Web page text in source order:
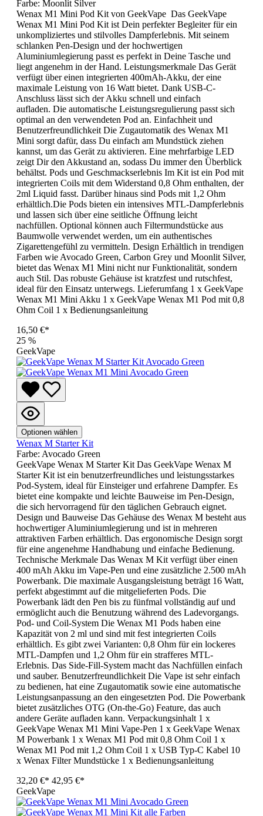
Farbe: Moonlit Silver
Wenax M1 Mini Pod Kit von GeekVape Das GeekVape
Wenax M1 Mini Pod Kit ist Dein perfekter Begleiter für ein
unkompliziertes und stilvolles Dampferlebnis. Mit seinem
schlanken Pen-Design und der hochwertigen
Aluminiumlegierung passt es perfekt in Deine Tasche und
liegt angenehm in der Hand. Leistungsmerkmale Das Gerät
verfügt über einen integrierten 400mAh-Akku, der eine
maximale Leistung von 16 Watt bietet. Dank USB-C-
Anschluss lässt sich der Akku schnell und einfach
aufladen. Die automatische Leistungsregulierung passt sich
optimal an den verwendeten Pod an. Einfachheit und
Benutzerfreundlichkeit Die Zugautomatik des Wenax M1
Mini sorgt dafür, dass Du einfach am Mundstück ziehen
kannst, um das Gerät zu aktivieren. Eine mehrfarbige LED
zeigt Dir den Akkustand an, sodass Du immer den Überblick
behältst. Pods und Geschmackserlebnis Im Kit ist ein Pod mit
integrierten Coils mit dem Widerstand 0,8 Ohm enthalten, der
2ml Liquid fasst. Darüber hinaus sind Pods mit 1,2 Ohm
erhältlich.Die Pods bieten ein intensives MTL-Dampferlebnis
und lassen sich über eine seitliche Öffnung leicht
nachfüllen. Optional können auch Filtermundstücke aus
Baumwolle verwendet werden, um ein authentisches
Zigarettengefühl zu vermitteln. Design Erhältlich in trendigen
Farben wie Avocado Green, Carbon Grey und Moonlit Silver,
bietet das Wenax M1 Mini nicht nur Funktionalität, sondern
auch Stil. Das robuste Gehäuse ist kratzfest und rutschfest,
ideal für den Einsatz unterwegs. Lieferumfang 1 x GeekVape
Wenax M1 Mini Akku 1 x GeekVape Wenax M1 Pod mit 0,8
Ohm Coil 1 x Bedienungsanleitung
16,50 €*
25 %
GeekVape
Optionen wählen
Wenax M Starter Kit
Farbe: Avocado Green
GeekVape Wenax M Starter Kit Das GeekVape Wenax M
Starter Kit ist ein benutzerfreundliches und leistungsstarkes
Pod-System, ideal für Einsteiger und erfahrene Dampfer. Es
bietet eine kompakte und leichte Bauweise im Pen-Design,
die sich hervorragend für den täglichen Gebrauch eignet.
Design und Bauweise Das Gehäuse des Wenax M besteht aus
hochwertiger Aluminiumlegierung und ist in mehreren
attraktiven Farben erhältlich. Das ergonomische Design sorgt
für eine angenehme Handhabung und einfache Bedienung.
Technische Merkmale Das Wenax M Kit verfügt über einen
400 mAh Akku im Vape-Pen und eine zusätzliche 2.500 mAh
Powerbank. Die maximale Ausgangsleistung beträgt 16 Watt,
perfekt abgestimmt auf die mitgelieferten Pods. Die
Powerbank lädt den Pen bis zu fünfmal vollständig auf und
ermöglicht auch die Benutzung während des Ladevorgangs.
Pod- und Coil-System Die Wenax M1 Pods haben eine
Kapazität von 2 ml und sind mit fest integrierten Coils
erhältlich. Es gibt zwei Varianten: 0,8 Ohm für ein lockeres
MTL-Dampfen und 1,2 Ohm für ein strafferes MTL-
Erlebnis. Das Side-Fill-System macht das Nachfüllen einfach
und sauber. Benutzerfreundlichkeit Die Vape ist sehr einfach
zu bedienen, hat eine Zugautomatik sowie eine automatische
Leistungsanpassung an den eingesetzten Pod. Die Powerbank
bietet zusätzliches OTG (On-the-Go) Feature, das auch
andere Geräte aufladen kann. Verpackungsinhalt 1 x
GeekVape Wenax M1 Mini Vape-Pen 1 x GeekVape Wenax
M Powerbank 1 x Wenax M1 Pod mit 0,8 Ohm Coil 1 x
Wenax M1 Pod mit 1,2 Ohm Coil 1 x USB Typ-C Kabel 10
x Wenax Filter Mundstücke 1 x Bedienungsanleitung
32,20 €* 42,95 €*
GeekVape